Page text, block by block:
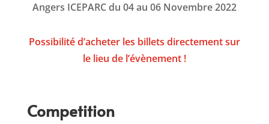
Angers ICEPARC du 04 au 06 Novembre 2022
Possibilité d’acheter les billets directement sur
le lieu de l’évènement !
Competition